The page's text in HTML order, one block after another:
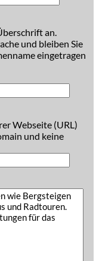
an.
und bleiben Sie
eingetragen
Webseite (URL)
und keine